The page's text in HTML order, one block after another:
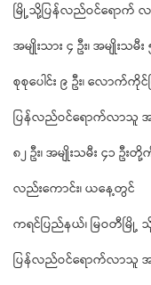
မြို့သို့ပြန်လည်ဝင်ရောက်
အမျိုးသား ၄ ဦး၊ အမျိုးသမီး
စုစုပေါင်း ၉ ဦး၊ လောက်ကို
ပြန်လည်ဝင်ရောက်လာသူ အ
၈၂ ဦး၊ အမျိုးသမီး ၄၁ ဦး
လည်းကောင်း၊ ယနေ့တွင်
ကရင်ပြည်နယ်၊ မြဝတီမြို့
ပြန်လည်ဝင်ရောက်လာသူ အ